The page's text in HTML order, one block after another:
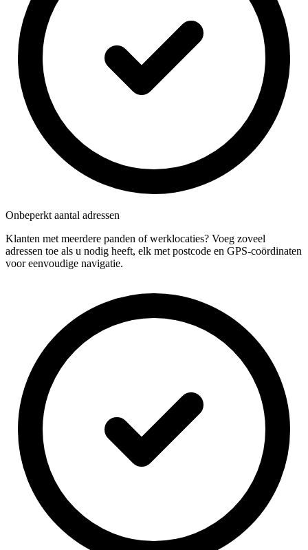
Onbeperkt aantal adressen
Klanten met meerdere panden of werklocaties? Voeg zoveel
adressen toe als u nodig heeft, elk met postcode en GPS-coördinaten
voor eenvoudige navigatie.